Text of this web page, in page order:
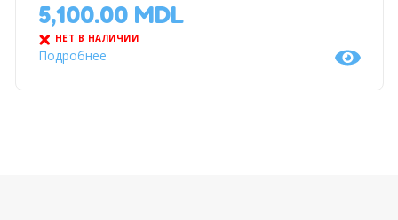
5,100.00 MDL
НЕТ В НАЛИЧИИ
Подробнее